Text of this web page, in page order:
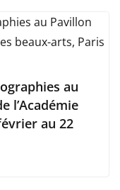
au
l’Académie
au 22